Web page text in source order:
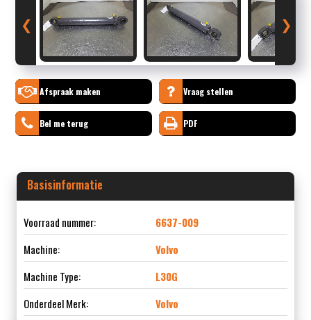
❮ ❯
Afspraak maken Vraag stellen
Bel me terug PDF
Basisinformatie
Voorraad nummer:
6637-009
Machine:
Volvo
Machine Type:
L30G
Onderdeel Merk:
Volvo